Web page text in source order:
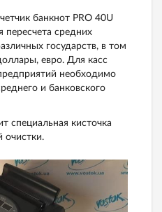
банкнот PRO 40U
пересчета средних
государств, в том
евро. Для касс
необходимо
и банковского
специальная кисточка
очистки.